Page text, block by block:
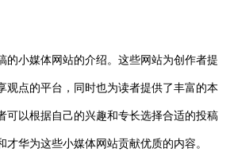
小媒体网站的介绍。这些网站为创作者提
观点的平台，同时也为读者提供了丰富的本
可以根据自己的兴趣和专长选择合适的投稿
才华为这些小媒体网站贡献优质的内容。